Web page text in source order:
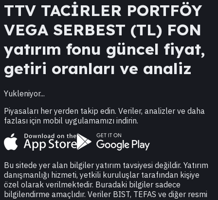
TTV TACİRLER PORTFÖY
VEGA SERBEST (TL) FON
yatırım fonu güncel fiyat,
getiri oranları ve analiz
Yukleniyor...
Piyasaları her yerden takip edin. Veriler, analizler ve daha
fazlası için mobil uygulamamızı indirin.
Bu sitede yer alan bilgiler yatırım tavsiyesi değildir. Yatırım
danışmanlığı hizmeti, yetkili kuruluşlar tarafından kişiye
özel olarak verilmektedir. Buradaki bilgiler sadece
bilgilendirme amaçlıdır. Veriler BIST, TEFAS ve diğer resmi